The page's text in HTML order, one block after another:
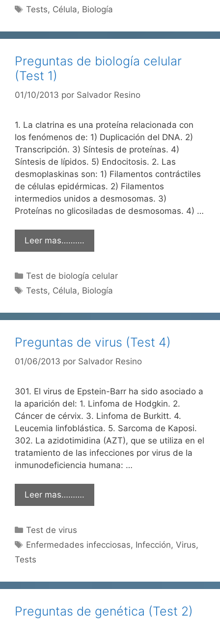
Etiquetas
Tests, Célula, Biología
Preguntas de biología celular
(Test 1)
01/10/2013 por Salvador Resino
1. La clatrina es una proteína relacionada con
los fenómenos de: 1) Duplicación del DNA. 2)
Transcripción. 3) Síntesis de proteínas. 4)
Síntesis de lípidos. 5) Endocitosis. 2. Las
desmoplaskinas son: 1) Filamentos contráctiles
de células epidérmicas. 2) Filamentos
intermedios unidos a desmosomas. 3)
Proteínas no glicosiladas de desmosomas. 4) …
Leer mas……….
Categorías
Test de biología celular
Etiquetas
Tests, Célula, Biología
Preguntas de virus (Test 4)
01/06/2013 por Salvador Resino
301. El virus de Epstein-Barr ha sido asociado a
la aparición del: 1. Linfoma de Hodgkin. 2.
Cáncer de cérvix. 3. Linfoma de Burkitt. 4.
Leucemia linfoblástica. 5. Sarcoma de Kaposi.
302. La azidotimidina (AZT), que se utiliza en el
tratamiento de las infecciones por virus de la
inmunodeficiencia humana: …
Leer mas……….
Categorías
Test de virus
Etiquetas
Enfermedades infecciosas, Infección,Virus,
Tests
Preguntas de genética (Test 2)